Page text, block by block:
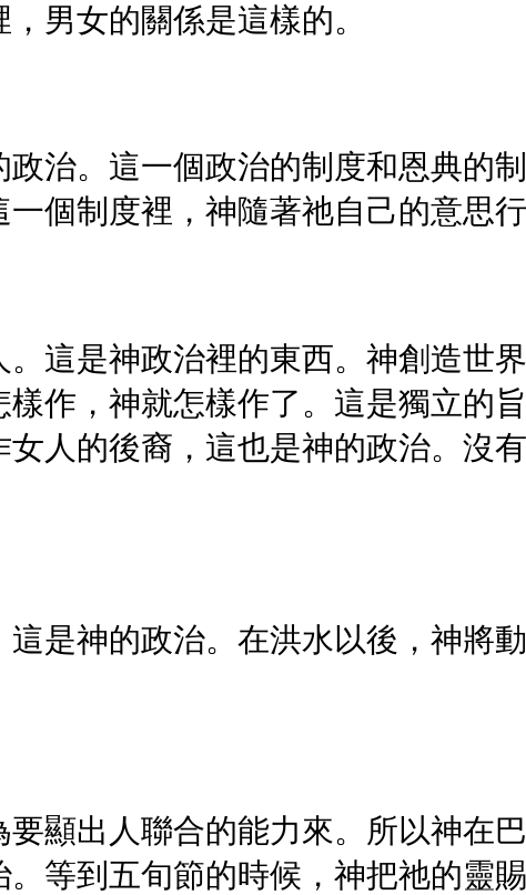
男女的關係是這樣的。
治。這一個政治的制度和恩典的制
個制度裡，神隨著祂自己的意思行
這是神政治裡的東西。神創造世
作，神就怎樣作了。這是獨立的
人的後裔，這也是神的政治。沒
是神的政治。在洪水以後，神將
顯出人聯合的能力來。所以神在
等到五旬節的時候，神把祂的靈